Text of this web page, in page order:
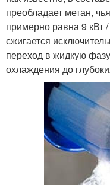
преобладает метан,
примерно равна 9 кВт
сжигается
переход в жидкую
охлаждения до